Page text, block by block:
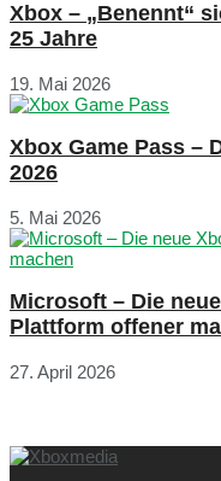
Xbox – „Benennt“
25 Jahre
19. Mai 2026
Xbox Game Pass –
2026
5. Mai 2026
Microsoft – Die
Plattform offener
27. April 2026